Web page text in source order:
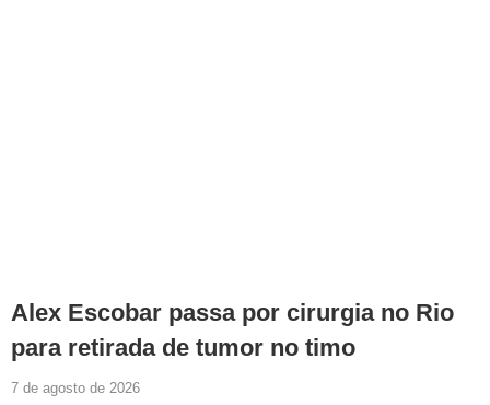
Alex Escobar passa por cirurgia no Rio
para retirada de tumor no timo
7 de agosto de 2026